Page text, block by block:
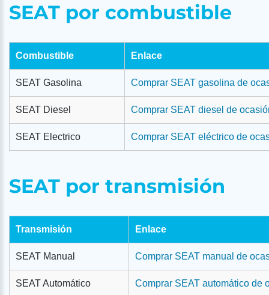
SEAT por combustible
Combustible Enlace
SEAT Gasolina Comprar SEAT gasolina de
SEAT Diesel Comprar SEAT diesel de
SEAT Electrico Comprar SEAT eléctrico de
SEAT por transmisión
Transmisión Enlace
SEAT Manual Comprar SEAT manual de
SEAT Automático Comprar SEAT automático de